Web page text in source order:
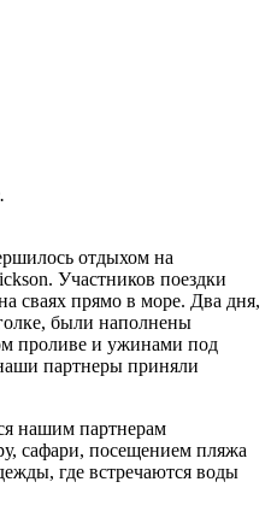
отдыхом на
Участников поездки
сваях прямо в море. Два дня,
были наполнены
проливе и ужинами под
партнеры приняли
нашим партнерам
сафари, посещением пляжа
где встречаются воды